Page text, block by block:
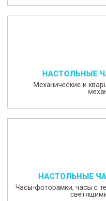
НАСТОЛЬНЫЕ
Механические и
НАСТОЛЬНЫЕ
Часы-фоторамки, часы с